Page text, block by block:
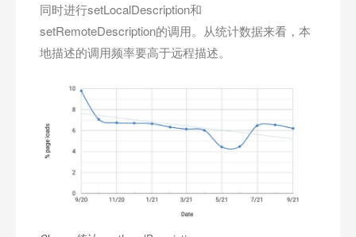
同时进行setLocalDescription和
setRemoteDescription的调用。从统计数据来看，本
地描述的调用频率要高于远程描述。